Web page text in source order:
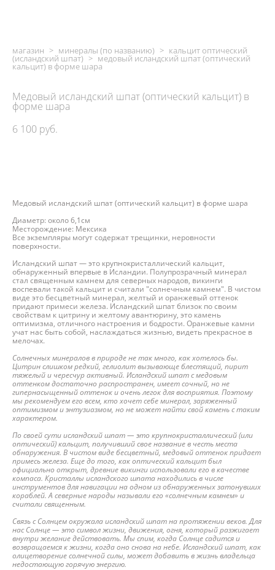
магазин > минералы (по названию) > кальцит оптический
(исландский шпат) > медовый исландский шпат (оптический
кальцит) в форме шара
Медовый исландский шпат (оптический кальцит) в
форме шара
6 100 pуб.
Медовый исландский шпат (оптический кальцит) в форме шара
Диаметр: около 6,1см
Месторождение: Мексика
Все экземпляры могут содержат трещинки, неровности
поверхности.
Исландский шпат — это крупнокристаллический кальцит,
обнаруженный впервые в Исландии. Полупрозрачный минерал
стал священным камнем для северных народов, викинги
воспевали такой кальцит и считали "солнечным камнем". В чистом
виде это бесцветный минерал, желтый и оранжевый оттенок
придают примеси железа. Исландский шпат близок по своим
свойствам к цитрину и желтому авантюрину, это камень
оптимизма, отличного настроения и бодрости. Оранжевые камни
учат нас быть собой, наслаждаться жизнью, видеть прекрасное в
мелочах.
Солнечных минералов в природе не так много, как хотелось бы.
Цитрин слишком редкий, гелиолит вызывающе блестящий, пирит
тяжелый и чересчур активный. Исландский шпат с медовым
оттенком достаточно распространен, имеет сочный, но не
гипернасыщенный оттенок и очень легок для восприятия. Поэтому
мы рекомендуем его всем, кто хочет себе минерал, заряженный
оптимизмом и энтузиазмом, но не может найти свой камень с таким
характером.
По своей сути исландский шпат — это крупнокристаллический (или
оптический) кальцит, получивший свое название в честь места
обнаружения. В чистом виде бесцветный, медовый оттенок придает
примесь железа. Еще до того, как оптический кальцит был
официально открыт, древние викинги использовали его в качестве
компаса. Кристаллы исландского шпата находились в числе
инструментов для навигации на одном из обнаруженных затонувших
кораблей. А северные народы называли его «солнечным камнем» и
считали священным.
Связь с Солнцем окружала исландский шпат на протяжении веков. Для
нас Солнце — это символ жизни, движения, огня, который разжигает
внутри желание действовать. Мы спим, когда Солнце садится и
возвращаемся к жизни, когда оно снова на небе. Исландский шпат, как
олицетворение солнечной силы, может добавить в жизнь владельца
недостающую горячую энергию.